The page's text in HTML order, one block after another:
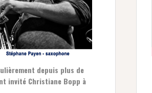
depuis plus de
invité Christiane Bopp à